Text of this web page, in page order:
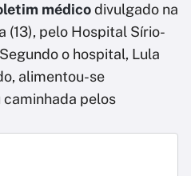
médicodivulgado na
(13), pelo Hospital Sírio-
o hospital, Lula
alimentou-se
pelos